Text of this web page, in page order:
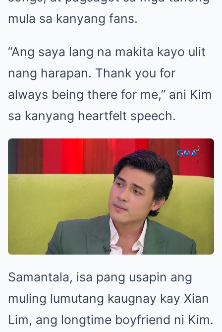
mula sa kanyang fans.
“Ang saya lang na makita kayo ulit
nang harapan. Thank you for
always being there for me,” ani Kim
sa kanyang heartfelt speech.
Samantala, isa pang usapin ang
muling lumutang kaugnay kay Xian
Lim, ang longtime boyfriend ni Kim.